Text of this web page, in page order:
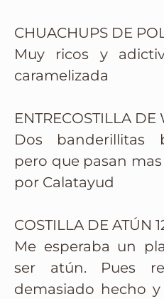
CHUACHUPS DE
Muy ricos y
caramelizada
ENTRECOSTILLA
Dos banderillitas
pero que pasan
por Calatayud
COSTILLA DE ATÚN
Me esperaba un
ser atún. Pues
demasiado hecho